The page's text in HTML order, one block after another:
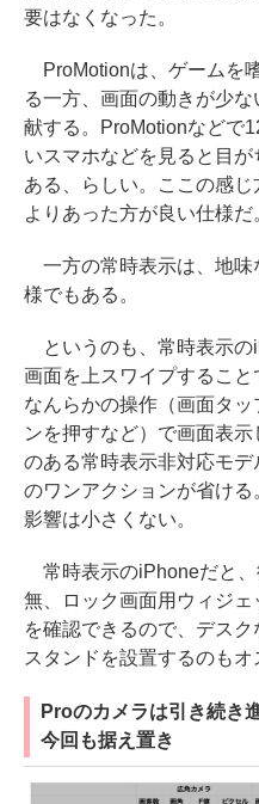
要はなくなった。
ProMotionは、ゲームを
る一方、画面の動きが少
献する。ProMotionなどで
いスマホなどを見ると目
ある、らしい。ここの感
よりあった方が良い仕様だ
一方の常時表示は、地味
様でもある。
というのも、常時表示の
画面を上スワイプすること
なんらかの操作（画面タ
ンを押すなど）で画面表
のある常時表示非対応モ
のワンアクションが省ける
影響は小さくない。
常時表示のiPhoneだと
無、ロック画面用ウィジ
を確認できるので、デス
スタンドを設置するのもオ
Proのカメラは引き続き
今回も据え置き